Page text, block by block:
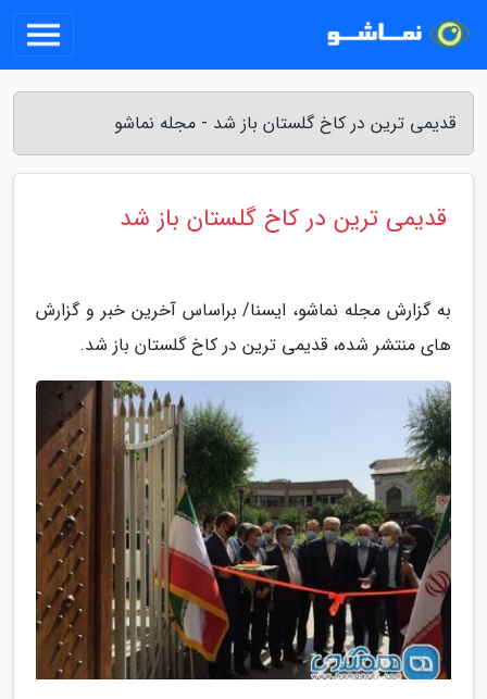
قدیمی ترین در کاخ گلستان باز شد - مجله نماشو
قدیمی ترین در کاخ گلستان باز شد
به گزارش مجله نماشو، ایسنا/ براساس آخرین خبر و گزارش
های منتشر شده، قدیمی ترین در کاخ گلستان باز شد.